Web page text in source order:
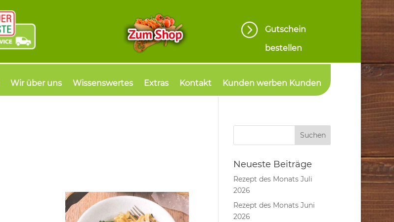
=
Gutschein
bestellen
Wir über uns Wissenswertes Extras Kontakt Kunden werben Kunden
Neueste Beiträge
Rezept des Monats Juli
2026
Rezept des Monats Juni
2026